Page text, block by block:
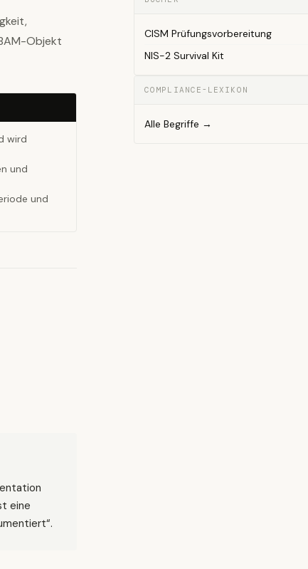
Objekt
wird
und
und
eine
CISM Prüfungsvorbereitung
NIS-2 Survival Kit
COMPLIANCE-LEXIKON
Alle Begriffe →